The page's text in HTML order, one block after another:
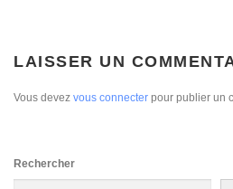
LAISSER UN
Vous devez vous connecter pour publier un
Rechercher